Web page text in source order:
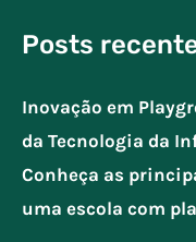
Posts
Inovação em
da Tecnologia da
Conheça as
uma escola com